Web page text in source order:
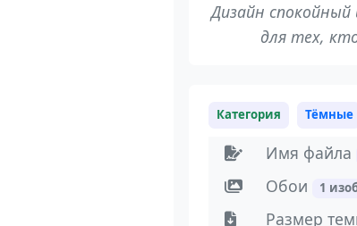
Дизайн
для тех,
Категория Тёмные
Имя файла
Обои 1
Размер